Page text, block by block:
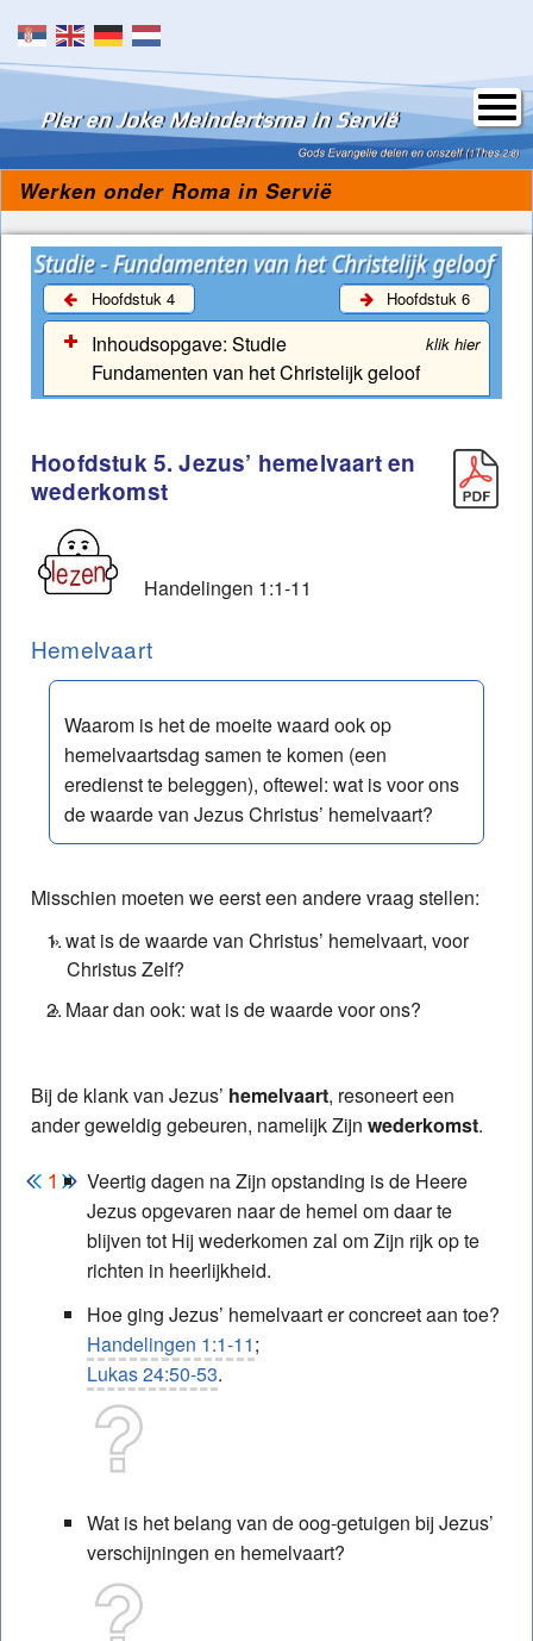
Skip to content
Hoofdstuk 4 Hoofdstuk 6
Inhoudsopgave: Studie klik hier
Fundamenten van het Christelijk geloof
Woord vooraf
Hoofdstukken van Fundamentenstudie
Bijlagen bij Fundamentenstudie
Literatuur
Hoofdstuk 5. Jezus’ hemelvaart en
wederkomst
Handelingen 1:1-11
Hemelvaart
Waarom is het de moeite waard ook op
hemelvaartsdag samen te komen (een
eredienst te beleggen), oftewel: wat is voor ons
de waarde van Jezus Christus’ hemelvaart?
Misschien moeten we eerst een andere vraag stellen:
wat is de waarde van Christus’ hemelvaart, voor
Christus Zelf?
Maar dan ook: wat is de waarde voor ons?
Bij de klank van Jezus’ hemelvaart, resoneert een
ander geweldig gebeuren, namelijk Zijn wederkomst.
Veertig dagen na Zijn opstanding is de Heere
Jezus opgevaren naar de hemel om daar te
blijven tot Hij wederkomen zal om Zijn rijk op te
richten in heerlijkheid.
Hoe ging Jezus’ hemelvaart er concreet aan toe?
Handelingen 1:1-11;
Lukas 24:50-53.
Wat is het belang van de oog-getuigen bij Jezus’
verschijningen en hemelvaart?
Werken onder Roma in Servië